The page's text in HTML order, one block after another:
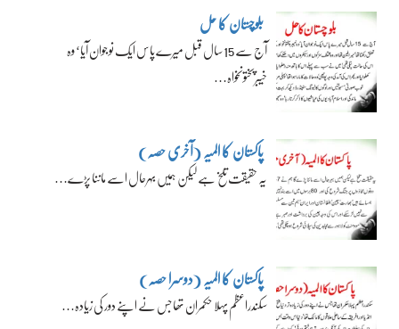
بلوچستان کا حل
آج سے 15 سال قبل میرے پاس ایک نوجوان آیا‘ وہ
خیبرپختونخواہ…
پاکستان کا المیہ (آخری حصہ)
یہ حقیقت تلخ ہے لیکن ہمیں بہرحال اسے ماننا پڑے…
پاکستان کا المیہ (دوسرا حصہ)
سکندراعظم پہلا حکمران تھا جس نے اپنے دور کی زیادہ…